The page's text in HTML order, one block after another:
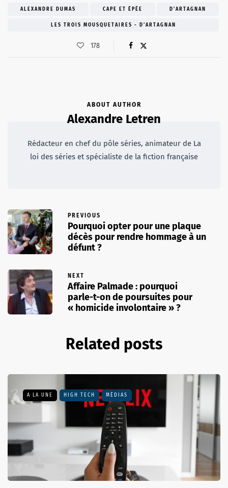
ALEXANDRE DUMAS CAPE ET ÉPÉE D'ARTAGNAN
LES TROIS MOUSQUETAIRES - D'ARTAGNAN
178
ABOUT AUTHOR
Alexandre Letren
Rédacteur en chef du pôle séries, animateur de La
loi des séries et spécialiste de la fiction française
PREVIOUS
Pourquoi opter pour une plaque
décès pour rendre hommage à un
défunt ?
NEXT
Affaire Palmade : pourquoi
parle-t-on de poursuites pour
« homicide involontaire » ?
Related posts
A LA UNE HIGH TECH MÉDIAS